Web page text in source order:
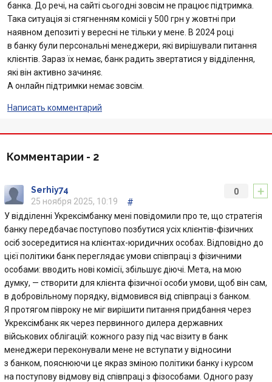
банка. До речі, на сайті сьогодні зовсім не працює підтримка.
Така ситуація зі стягненням комісіі у 500 грн у жовтні при
наявном депозиті у вересні не тільки у мене. В 2024 році
в банку були персональні менеджери, які вирішували питання
клієнтів. Зараз їх немає, банк радить звертатися у відділення,
які він активно зачиняє.
А онлайн підтримки немає зовсім.
Написать комментарий
Комментарии - 2
+
0
Serhiy74
25 ноября 2025, 10:19
#
У відділенні Укрексімбанку мені повідомили про те, що стратегія
банку передбачає поступово позбутися усіх клієнтів-фізичних
осіб зосередитися на клієнтах-юридичних особах. Відповідно до
цієї політики банк переглядає умови співпраці з фізичними
особами: вводить нові комісії, збільшує діючі. Мета, на мою
думку, — створити для клієнта фізичної особи умови, щоб він сам,
в добровільному порядку, відмовився від співпраці з банком.
Я протягом півроку не міг вирішити питання придбання через
Укрексімбанк як через первинного дилера державних
військових облігацій: кожного разу під час візиту в банк
менеджери переконували мене не вступати у відносини
з банком, пояснюючи це якраз зміною політики банку і курсом
на поступову відмову від співпраці з фізособами. Одного разу